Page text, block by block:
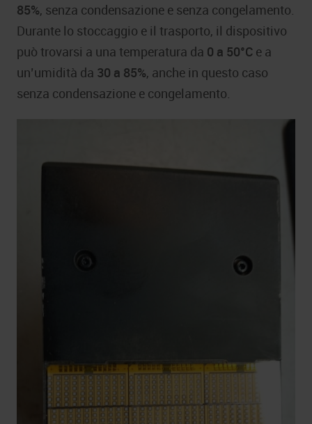
85%, senza condensazione e senza congelamento.
Durante lo stoccaggio e il trasporto, il dispositivo
può trovarsi a una temperatura da 0 a 50°C e a
un’umidità da 30 a 85%, anche in questo caso
senza condensazione e congelamento.